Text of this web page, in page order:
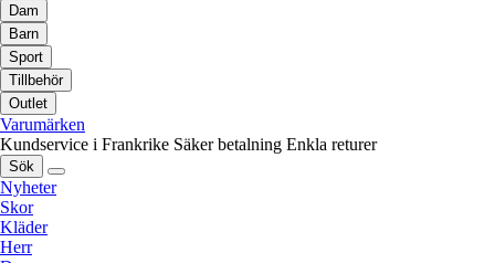
Dam
Barn
Sport
Tillbehör
Outlet
Varumärken
Kundservice i Frankrike Säker betalning Enkla returer
Sök
Nyheter
Skor
Kläder
Herr